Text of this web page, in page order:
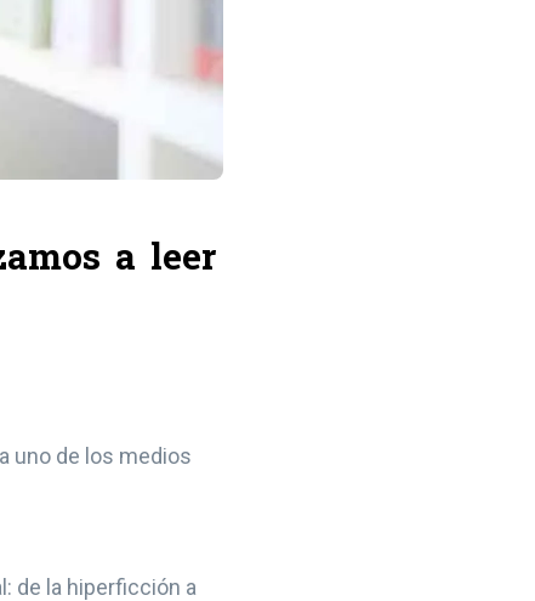
a leer
uno de los medios
de la hiperficción a